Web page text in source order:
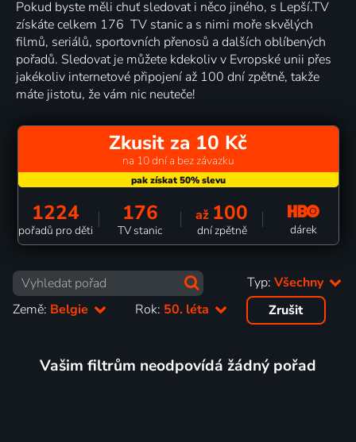
Pokud byste měli chuť sledovat i něco jiného, s Lepší.TV
získáte celkem 176 TV stanic a s nimi moře skvělých
filmů, seriálů, sportovních přenosů a dalších oblíbených
pořadů. Sledovat je můžete kdekoliv v Evropské unii přes
jakékoliv internetové připojení až 100 dní zpětně, takže
máte jistotu, že vám nic neuteče!
Zkusit za 10 Kč
na 10 dní a bez závazku
1224
pořadů pro děti
176
TV stanic
až 100
dní zpětně dárek
Typ: Všechny
Země: Belgie Rok: 50. léta Zrušit
Vašim filtrům neodpovídá žádný pořad